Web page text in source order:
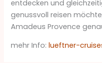
entdecken und
genussvoll reisen
Amadeus Provence
mehr Info:lueftner-